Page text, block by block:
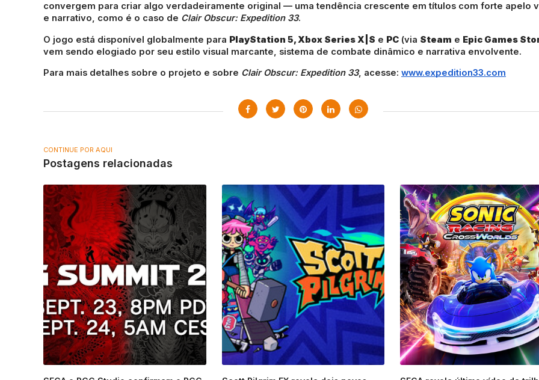
convergem para criar algo verdadeiramente original — uma tendência crescente em títulos com forte apelo
e narrativo, como é o caso de Clair Obscur: Expedition 33.
O jogo está disponível globalmente para PlayStation 5, Xbox Series X|S e PC (via Steam e Epic Games
vem sendo elogiado por seu estilo visual marcante, sistema de combate dinâmico e narrativa envolvente.
Para mais detalhes sobre o projeto e sobre Clair Obscur: Expedition 33, acesse: www.expedition33.com
CONTINUE POR AQUI
Postagens relacionadas